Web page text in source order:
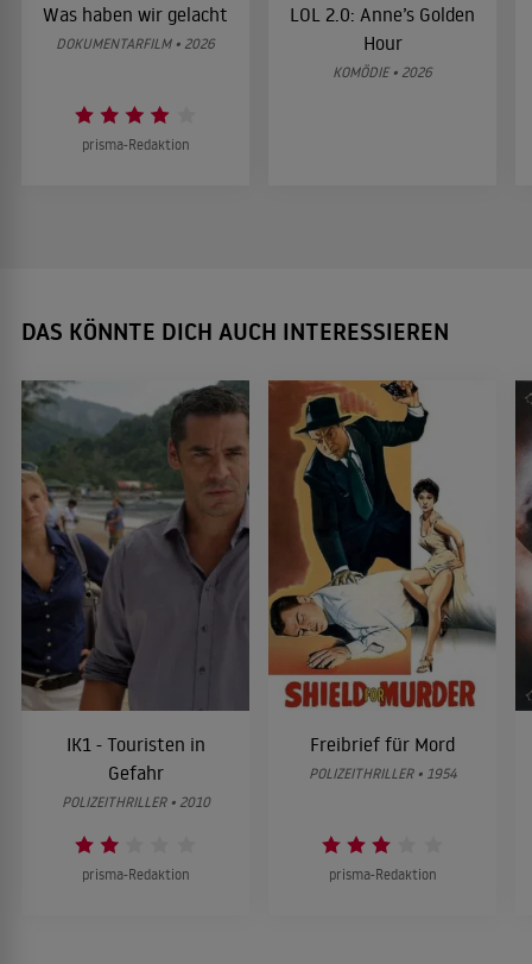
Was haben wir gelacht
DOKUMENTARFILM • 2026
prisma-Redaktion
LOL 2.0: Anne’s Golden
Hour
KOMÖDIE • 2026
DAS KÖNNTE DICH AUCH INTERESSIEREN
IK1 - Touristen in
Gefahr
POLIZEITHRILLER • 2010
prisma-Redaktion
Freibrief für Mord
POLIZEITHRILLER • 1954
prisma-Redaktion